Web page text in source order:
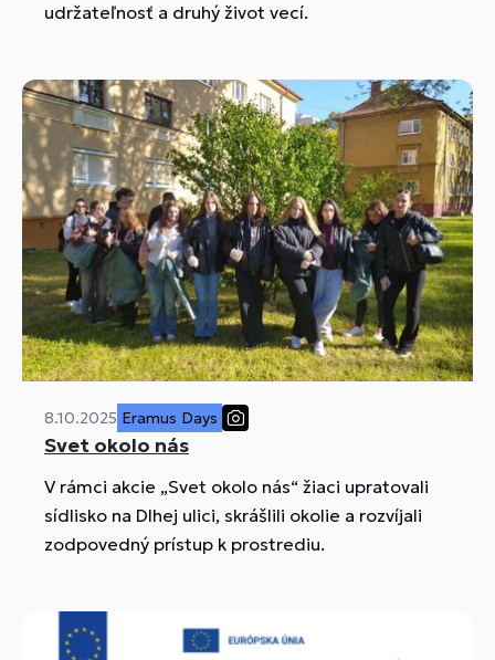
udržateľnosť a druhý život vecí.
8.10.2025 Eramus Days
Svet okolo nás
V rámci akcie „Svet okolo nás“ žiaci upratovali
sídlisko na Dlhej ulici, skrášlili okolie a rozvíjali
zodpovedný prístup k prostrediu.